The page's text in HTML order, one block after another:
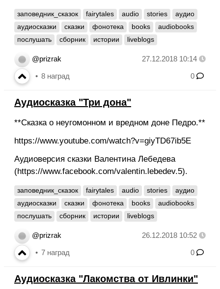
заповедник_сказок fairytales audio stories
аудио
аудиосказки
сказки фонотека books
audiobooks
послушать
сборник истории liveblogs
@prizrak 27.12.2018 10:14
8 наград 0
Аудиосказка "Три дона"
**Сказка о неугомонном и вредном доне Педро.**
https://www.youtube.com/watch?v=giyTD67ib5E
Аудиоверсия сказки Валентина Лебедева
(https://www.facebook.com/valentin.lebedev.5).
заповедник_сказок fairytales audio stories
аудио
аудиосказки
сказки фонотека books
audiobooks
послушать
сборник истории liveblogs
@prizrak 26.12.2018 10:52
7 наград 0
Аудиосказка "Лакомства от Ивлинки"